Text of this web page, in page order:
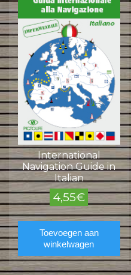
International
Navigation Guide in
Italian
4,55€
Toevoegen aan
winkelwagen